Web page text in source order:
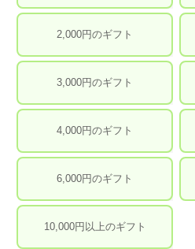
2,000円のギフト
3,000円のギフト
4,000円のギフト
6,000円のギフト
10,000円以上のギフト